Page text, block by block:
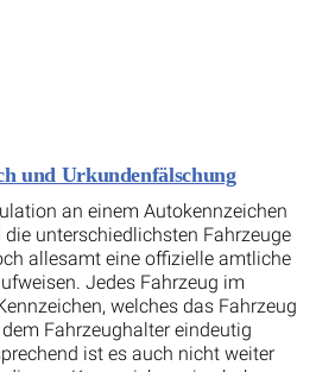
und Urkundenfälschung
an einem Autokennzeichen
unterschiedlichsten Fahrzeuge
allesamt eine offizielle amtliche
Jedes Fahrzeug im
welches das Fahrzeug
Fahrzeughalter eindeutig
ist es auch nicht weiter